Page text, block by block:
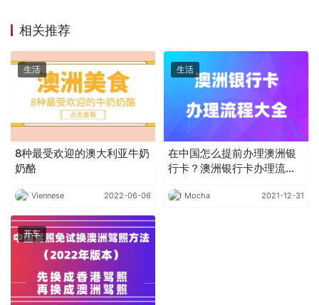
相关推荐
生活
8种最受欢迎的澳大利亚牛奶
奶酪
Viennese 2022-06-06
生活
在中国怎么提前办理澳洲银
行卡？澳洲银行卡办理流程
Mocha 2021-12-31
开车